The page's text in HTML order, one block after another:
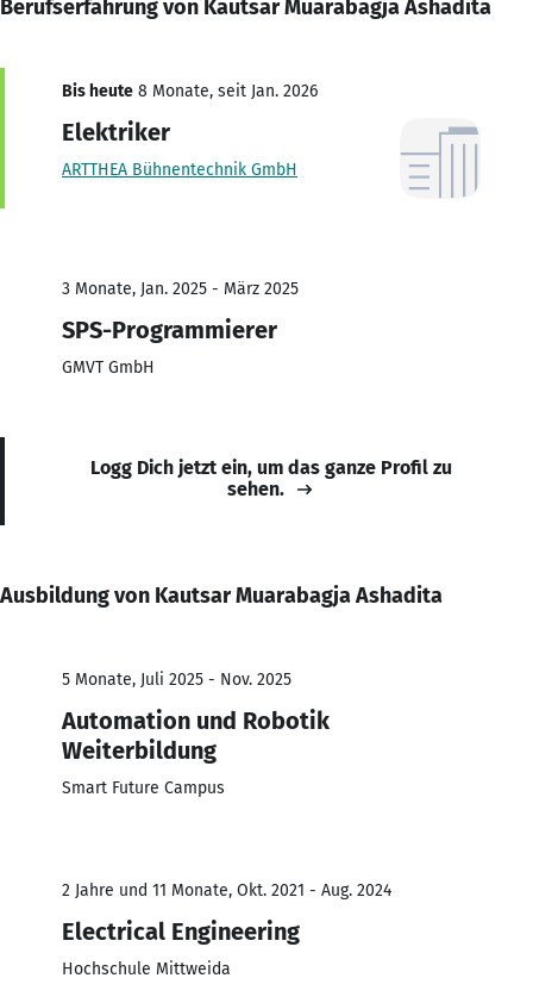
Berufserfahrung von Kautsar Muarabagja Ashadita
Bis heute 8 Monate, seit Jan. 2026
Elektriker
ARTTHEA Bühnentechnik GmbH
3 Monate, Jan. 2025 - März 2025
SPS-Programmierer
GMVT GmbH
Logg Dich jetzt ein, um das ganze Profil zu
sehen.
Ausbildung von Kautsar Muarabagja Ashadita
5 Monate, Juli 2025 - Nov. 2025
Automation und Robotik
Weiterbildung
Smart Future Campus
2 Jahre und 11 Monate, Okt. 2021 - Aug. 2024
Electrical Engineering
Hochschule Mittweida